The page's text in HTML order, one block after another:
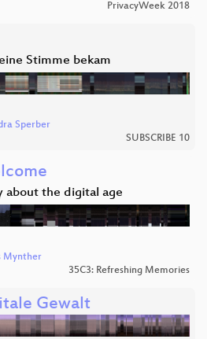
PrivacyWeek 2018
Stimme bekam
Sperber
SUBSCRIBE 10
about the digital age
Mynther
35C3: Refreshing Memories
Gewalt